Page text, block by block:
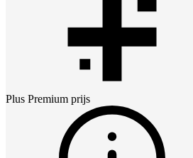
Plus Premium prijs